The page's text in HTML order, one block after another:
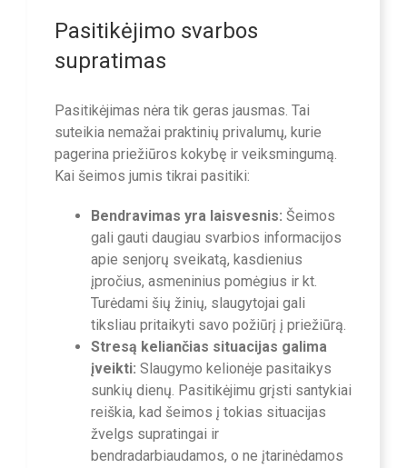
Pasitikėjimo svarbos
supratimas
Pasitikėjimas nėra tik geras jausmas. Tai
suteikia nemažai praktinių privalumų, kurie
pagerina priežiūros kokybę ir veiksmingumą.
Kai šeimos jumis tikrai pasitiki:
Bendravimas yra laisvesnis: Šeimos
gali gauti daugiau svarbios informacijos
apie senjorų sveikatą, kasdienius
įpročius, asmeninius pomėgius ir kt.
Turėdami šių žinių, slaugytojai gali
tiksliau pritaikyti savo požiūrį į priežiūrą.
Stresą keliančias situacijas galima
įveikti: Slaugymo kelionėje pasitaikys
sunkių dienų. Pasitikėjimu grįsti santykiai
reiškia, kad šeimos į tokias situacijas
žvelgs supratingai ir
bendradarbiaudamos, o ne įtarinėdamos